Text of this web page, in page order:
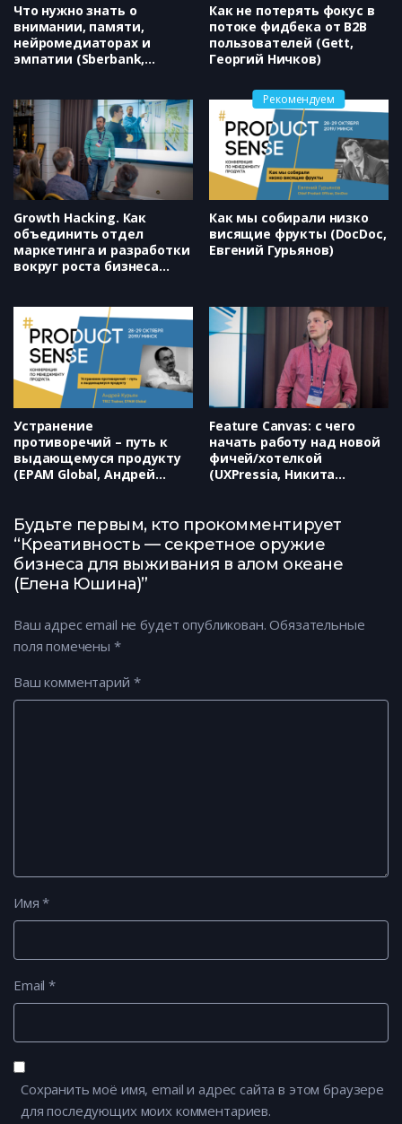
Что нужно знать о
внимании, памяти,
нейромедиаторах и
эмпатии (Sberbank,
Как не потерять фокус в
потоке фидбека от B2B
пользователей (Gett,
Георгий Ничков)
Growth Hacking. Как
объединить отдел
маркетинга и разработки
вокруг роста бизнеса
Рекомендуем
Как мы собирали низко
висящие фрукты (DocDoc,
Евгений Гурьянов)
Устранение
противоречий – путь к
выдающемуся продукту
(EPAM Global, Андрей
Feature Canvas: с чего
начать работу над новой
фичей/хотелкой
(UXPressia, Никита
Будьте первым, кто прокомментирует
“Креативность — секретное оружие
бизнеса для выживания в алом океане
(Елена Юшина)”
Ваш адрес email не будет опубликован. Обязательные
поля помечены *
Ваш комментарий *
Имя*
Email*
Сохранить моё имя, email и адрес сайта в этом браузере
для последующих моих комментариев.